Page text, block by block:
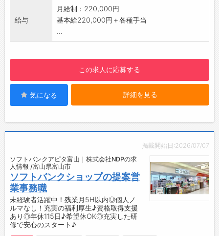
◎
・社歴や年齢に関係なく、チャレンジする意欲
りがいを持って働ける環境です♪
・20代～30代の役職者も活躍しており、自分
に合った目標を持って働けることが当社の強み
【先輩社員の声】
スに合わせて進めてくださり、あっという間に
があり、丁寧に接客することで、お客様から
『こんなに親切に対応してもらえるなんて！』
と感動の声をいただくこともあり、とても嬉し
かったです。
また、先輩方も皆さん親切で優しく、知識や
スキルが豊富なので、尊敬しています。
いつか私も『この人についていきたい！』と
境です♪
【1日の業務の流れ】
■先輩と交流：分からないことがあればすぐに
相談できます♪
■売上管理：​日々の売上を確認します。
■閉店：​一日の振り返りを行い、翌日に備えま
す！
・幅広い年齢層のお客様と接する中で、自然と
コミュニケーションスキルが磨かれ、自分自身
・お客様から感謝の言葉をいただける瞬間は最
大の喜びです♪
【約2ヶ月間の充実した研修カリキュラム】
◆座学研修
・入社後14日間の座学研修で、ビジネスマナー
や接客スキル、各種サービスや機種のスペック
をはじめとする専門知識を習得します。
給与
月給制：220,000円
基本給220,000円＋各種手当
...
この求人に応募する
気になる 詳細を見る
掲載開始日:2026/07/07
ソフトバンクアピタ富山｜株式会社NDPの求
人情報 /富山県富山市
ソフトバンクショップの提案営
業事務職
未経験者活躍中！残業月5H以内◎個人ノ
ルマなし！充実の福利厚生♪資格取得支援
あり◎年休115日♪希望休OK◎充実した研
修で安心のスタート♪